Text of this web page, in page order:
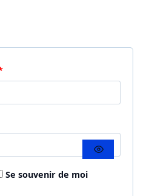
O
i
aSe souvenir de moi